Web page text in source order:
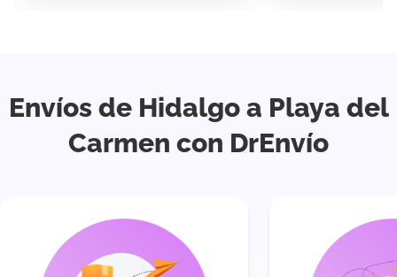
Envíos de Hidalgo a Playa del
Carmen con DrEnvío